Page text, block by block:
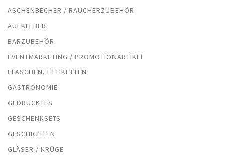
ASCHENBECHER / RAUCHERZUBEHÖR
AUFKLEBER
BARZUBEHÖR
EVENTMARKETING / PROMOTIONARTIKEL
FLASCHEN, ETTIKETTEN
GASTRONOMIE
GEDRUCKTES
GESCHENKSETS
GESCHICHTEN
GLÄSER / KRÜGE